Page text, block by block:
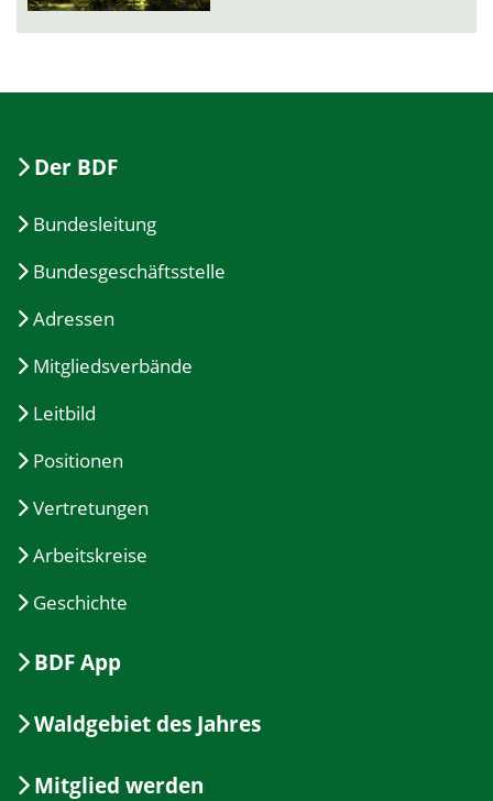
Der BDF
Bundesleitung
Bundesgeschäftsstelle
Adressen
Mitgliedsverbände
Leitbild
Positionen
Vertretungen
Arbeitskreise
Geschichte
BDF App
Waldgebiet des Jahres
Mitglied werden